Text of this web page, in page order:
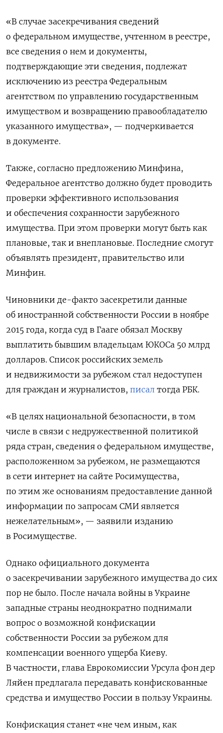
«В случае засекречивания сведений
о федеральном имуществе, учтенном в реестре,
все сведения о нем и документы,
подтверждающие эти сведения, подлежат
исключению из реестра Федеральным
агентством по управлению государственным
имуществом и возвращению правообладателю
указанного имущества», — подчеркивается
в документе.
Также, согласно предложению Минфина,
Федеральное агентство должно будет проводить
проверки эффективного использования
и обеспечения сохранности зарубежного
имущества. При этом проверки могут быть как
плановые, так и внеплановые. Последние смогут
объявлять президент, правительство или
Минфин.
Чиновники де-факто засекретили данные
об иностранной собственности России в ноябре
2015 года, когда суд в Гааге обязал Москву
выплатить бывшим владельцам ЮКОСа 50 млрд
долларов. Список российских земель
и недвижимости за рубежом стал недоступен
для граждан и журналистов, писал тогда РБК.
«В целях национальной безопасности, в том
числе в связи с недружественной политикой
ряда стран, сведения о федеральном имуществе,
расположенном за рубежом, не размещаются
в сети интернет на сайте Росимущества,
по этим же основаниям предоставление данной
информации по запросам СМИ является
нежелательным», — заявили изданию
в Росимуществе.
Однако официального документа
о засекречивании зарубежного имущества до сих
пор не было. После начала войны в Украине
западные страны неоднократно поднимали
вопрос о возможной конфискации
собственности России за рубежом для
компенсации военного ущерба Киеву.
В частности, глава Еврокомиссии Урсула фон дер
Ляйен предлагала передавать конфискованные
средства и имущество России в пользу Украины.
Конфискация станет «не чем иным, как